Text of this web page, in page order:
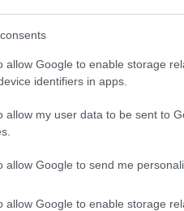
allow Google to enable storage
identifiers in apps.
allow my user data to be sent to
allow Google to send me
allow Google to enable storage
δύο θεατές για
επεισόδιο
το παιδί, που
οικογένεια.
αγόρι ή κορίτσι, ούτε